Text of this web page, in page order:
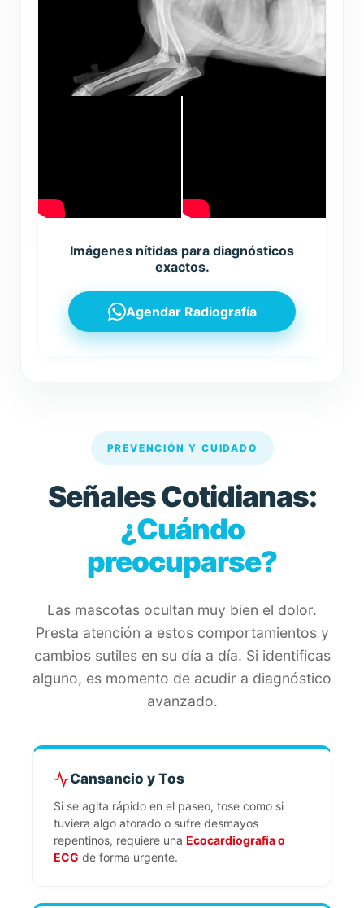
Imágenes nítidas para diagnósticos
exactos.
Agendar Radiografía
PREVENCIÓN Y CUIDADO
Señales Cotidianas:
¿Cuándo
preocuparse?
Las mascotas ocultan muy bien el dolor.
Presta atención a estos comportamientos y
cambios sutiles en su día a día. Si identificas
alguno, es momento de acudir a diagnóstico
avanzado.
Cansancio y Tos
Si se agita rápido en el paseo, tose como si
tuviera algo atorado o sufre desmayos
repentinos, requiere una Ecocardiografía o
ECG de forma urgente.